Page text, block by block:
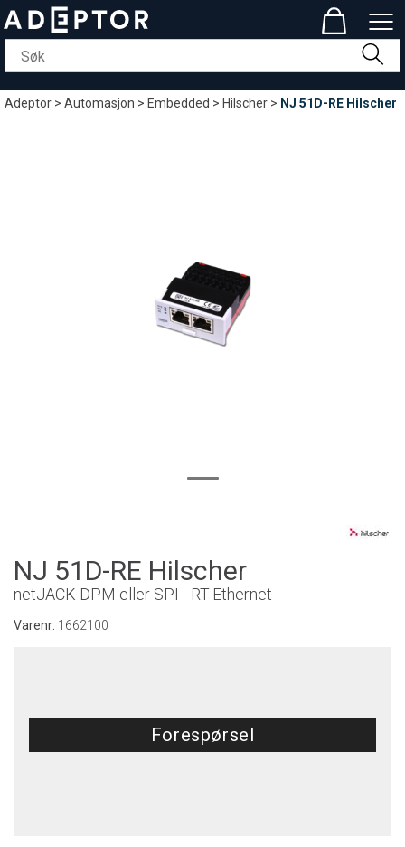
Adeptor>Automasjon>Embedded>Hilscher> NJ 51D-RE Hilscher
NJ 51D-RE Hilscher
netJACK DPM eller SPI - RT-Ethernet
Varenr: 1662100
Forespørsel